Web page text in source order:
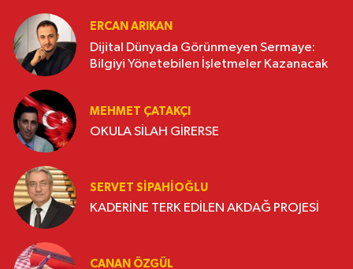
ERCAN ARIKAN
Dijital Dünyada Görünmeyen Sermaye:
Bilgiyi Yönetebilen İşletmeler Kazanacak
MEHMET ÇATAKÇI
OKULA SİLAH GİRERSE
SERVET SİPAHİOĞLU
KADERİNE TERK EDİLEN AKDAĞ PROJESİ
CANAN ÖZGÜL